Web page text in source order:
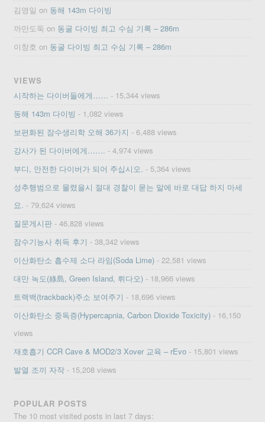
김영일 on 동해 143m 다이빙
까만도둑 on 동굴 다이빙 최고 수심 기록 – 286m
이창호 on 동굴 다이빙 최고 수심 기록 – 286m
VIEWS
시작하는 다이버들에게…… - 15,344 views
동해 143m 다이빙 - 1,082 views
보편화된 잠수생리학 오해 36가지 - 6,488 views
강사가 된 다이버에게……. - 4,974 views
부디, 안전한 다이버가 되어 주십시오. - 5,364 views
성추행범으로 몰렸을시 절대 경찰이 묻는 말에 바로 대답 하지 마세
요. - 79,624 views
질문게시판 - 46,828 views
잠수기능사 취득 후기 - 38,342 views
이산화탄소 흡수제 소다 라임(Soda Lime) - 22,581 views
대만 녹도(綠島, Green Island, 뤼다오) - 18,966 views
트랙백(trackback)주소 보여주기 - 18,696 views
이산화탄소 중독증(Hypercapnia, Carbon Dioxide Toxicity) - 16,150
views
재호흡기 CCR Cave & MOD2/3 Xover 교육 – rEvo - 15,801 views
발열 조끼 자작 - 15,208 views
POPULAR POSTS
The 10 most visited posts in last 7 days: